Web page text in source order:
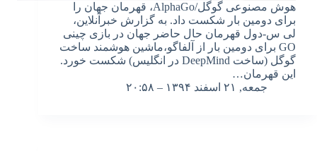
هوش مصنوعی گوگل/AlphaGo، قهرمان جهان را
برای دومین بار شکست داد. به گزارش خبرآنلاین،
لی س-دول قهرمان حال حاضر جهان در بازی چینی
GO برای دومین بار از آلفاگو،ماشین هوشمند ساخت
گوگل (ساخت DeepMind در انگلیس) شکست خورد.
این قهرمان…
جمعه, ۲۱ اسفند ۱۳۹۴ – ۲۰:۵۸